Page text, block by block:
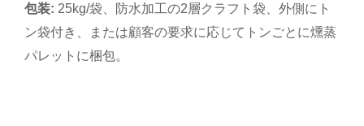
包装: 25kg/袋、防水加工の2層クラフト袋、外側にト
ン袋付き、または顧客の要求に応じてトンごとに燻蒸
パレットに梱包。